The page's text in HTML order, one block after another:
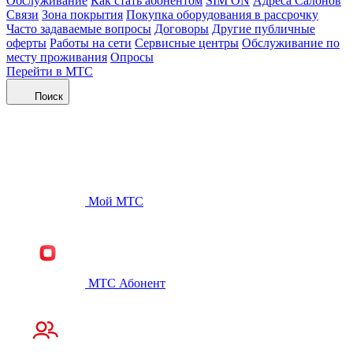
Связи Зона покрытия Покупка оборудования в рассрочку
Часто задаваемые вопросы Договоры Другие публичные
оферты Работы на сети Сервисные центры Обслуживание по
месту проживания Опросы
Перейти в МТС
Поиск
Мой МТС
МТС Абонент